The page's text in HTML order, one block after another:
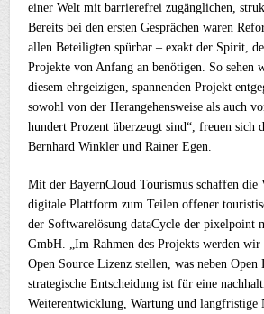
einer Welt mit barrierefrei zugänglichen,
Bereits bei den ersten Gesprächen waren
allen Beteiligten spürbar – exakt der Spirit,
Projekte von Anfang an benötigen. So
diesem ehrgeizigen, spannenden Projekt
sowohl von der Herangehensweise als auch
hundert Prozent überzeugt sind“, freuen sich
Bernhard Winkler und Rainer Egen.
Mit der BayernCloud Tourismus schaffen die
digitale Plattform zum Teilen offener
der Softwarelösung dataCycle der pixelpoint
GmbH. „Im Rahmen des Projekts werden wir
Open Source Lizenz stellen, was neben Open
strategische Entscheidung ist für eine
Weiterentwicklung, Wartung und langfristige